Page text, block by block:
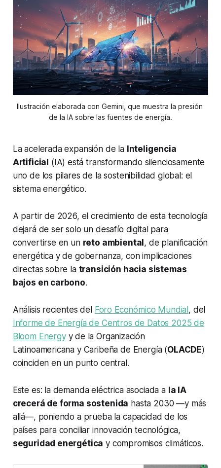
Ilustración elaborada con Gemini, que muestra la presión
de la IA sobre las fuentes de energía.
La acelerada expansión de la Inteligencia
Artificial (IA) está transformando silenciosamente
uno de los pilares de la sostenibilidad global: el
sistema energético.
A partir de 2026, el crecimiento de esta tecnología
dejará de ser solo un desafío digital para
convertirse en un reto ambiental, de planificación
energética y de gobernanza, con implicaciones
directas sobre la transición hacia sistemas
bajos en carbono.
Análisis recientes del Foro Económico Mundial, del
Informe de Energía de Centros de Datos 2025 de
Bloom Energyy de la Organización
Latinoamericana y Caribeña de Energía (OLACDE)
coinciden en un punto central.
Este es: la demanda eléctrica asociada a la IA
crecerá de forma sostenida hasta 2030 —y más
allá—, poniendo a prueba la capacidad de los
países para conciliar innovación tecnológica,
seguridad energética y compromisos climáticos.